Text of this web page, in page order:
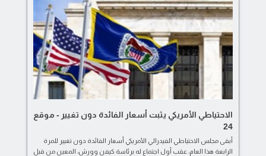
الاحتياطي الأمريكي يثبت أسعار الفائدة دون تغيير - موقع
24
أبقى مجلس الاحتياطي الفيدرالي الأمريكي أسعار الفائدة دون تغيير للمرة
الرابعة هذا العام، عقب أول اجتماع له برئاسة كيفن وورش، المعين من قبل